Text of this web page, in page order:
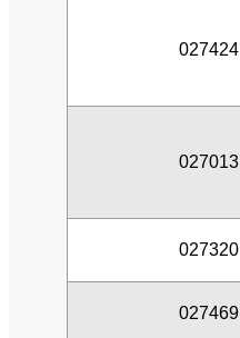
027424
027013
027320
027469